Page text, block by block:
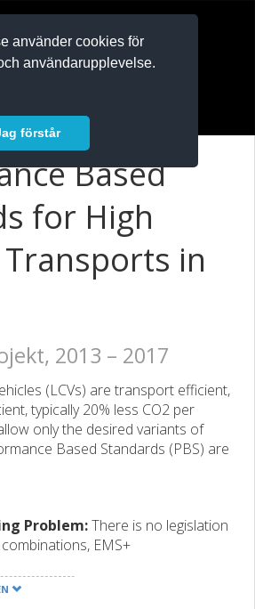
använder cookies för
användarupplevelse.
förstår
Based
for High
in
2013 – 2017
(LCVs) are transport efficient,
typically 20% less CO2 per
only the desired variants of
Based Standards (PBS) are
Problem:There is no legislation
EMS+
New combination vehicles allowed